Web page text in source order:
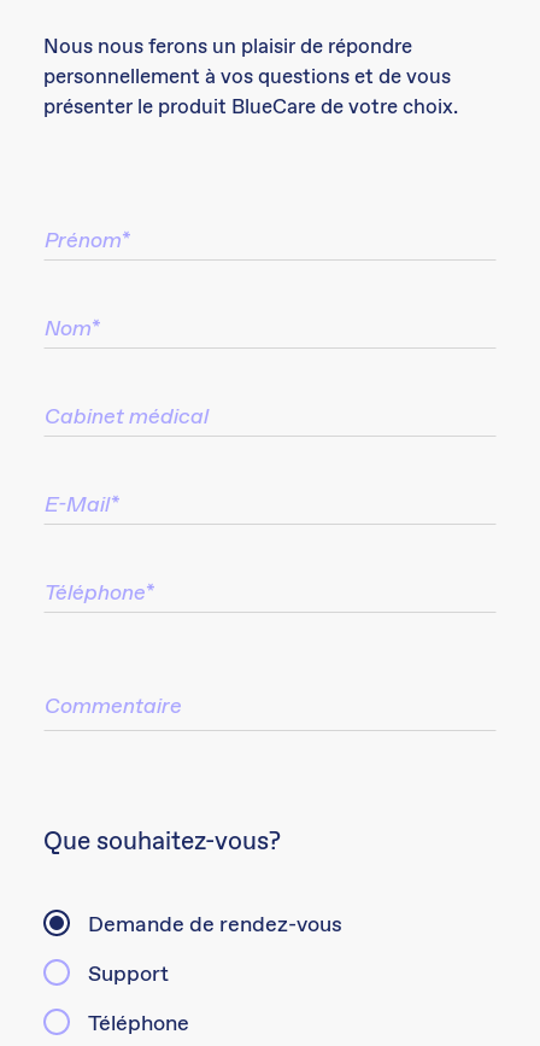
Nous nous ferons un plaisir de répondre
personnellement à vos questions et de vous
présenter le produit BlueCare de votre choix.
Que souhaitez-vous?
Demande de rendez-vous
Support
Téléphone